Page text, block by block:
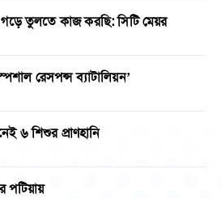
গড়ে তুলতে কাজ করছি: সিটি মেয়র
রেসপন্স ব্যাটালিয়ন’
৬ শিশুর প্রাণহানি
পটিয়ায়